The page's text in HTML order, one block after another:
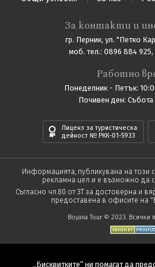
За контакти и
гр. Перник, ул. "Петко
моб. тел.: 0896 884 925,
Работно
Понеделник - Петък:
Почивен ден:
Лиценз за туристическа
дейност № РКК-01-5933
Информацията, публикувана на този
рекламна цел и е възможно да
Съгласно чл.80 от ЗТ за достоверна и
предоставена в офисите на
Boyana Tour © 2023. Всички
„Бисквитките“ ни помагат да